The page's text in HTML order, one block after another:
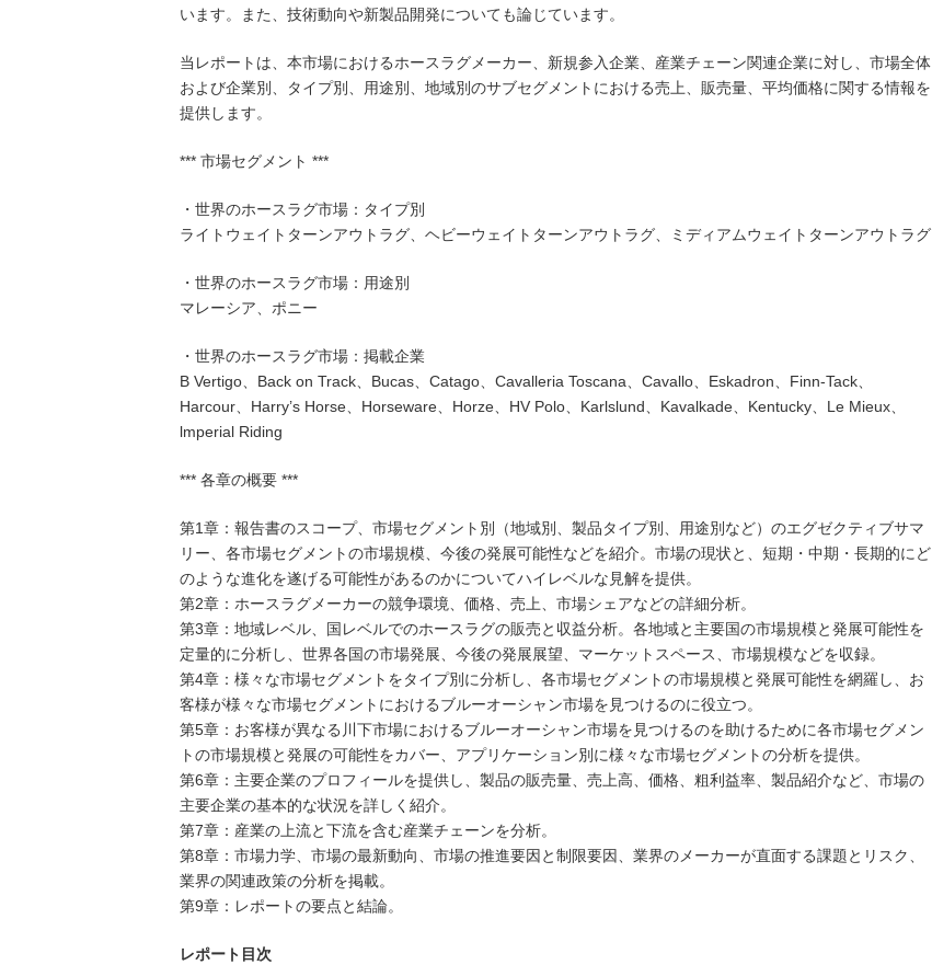
います。また、技術動向や新製品開発についても論じています。
当レポートは、本市場におけるホースラグメーカー、新規参入企業、産業チェーン関連企業に対し、市場全体
および企業別、タイプ別、用途別、地域別のサブセグメントにおける売上、販売量、平均価格に関する情報を
提供します。
*** 市場セグメント ***
・世界のホースラグ市場：タイプ別
ライトウェイトターンアウトラグ、ヘビーウェイトターンアウトラグ、ミディアムウェイトターンアウトラグ
・世界のホースラグ市場：用途別
マレーシア、ポニー
・世界のホースラグ市場：掲載企業
B Vertigo、Back on Track、Bucas、Catago、Cavalleria Toscana、Cavallo、Eskadron、Finn-Tack、
Harcour、Harry’s Horse、Horseware、Horze、HV Polo、Karlslund、Kavalkade、Kentucky、Le Mieux、
lmperial Riding
*** 各章の概要 ***
第1章：報告書のスコープ、市場セグメント別（地域別、製品タイプ別、用途別など）のエグゼクティブサマ
リー、各市場セグメントの市場規模、今後の発展可能性などを紹介。市場の現状と、短期・中期・長期的にど
のような進化を遂げる可能性があるのかについてハイレベルな見解を提供。
第2章：ホースラグメーカーの競争環境、価格、売上、市場シェアなどの詳細分析。
第3章：地域レベル、国レベルでのホースラグの販売と収益分析。各地域と主要国の市場規模と発展可能性を
定量的に分析し、世界各国の市場発展、今後の発展展望、マーケットスペース、市場規模などを収録。
第4章：様々な市場セグメントをタイプ別に分析し、各市場セグメントの市場規模と発展可能性を網羅し、お
客様が様々な市場セグメントにおけるブルーオーシャン市場を見つけるのに役立つ。
第5章：お客様が異なる川下市場におけるブルーオーシャン市場を見つけるのを助けるために各市場セグメン
トの市場規模と発展の可能性をカバー、アプリケーション別に様々な市場セグメントの分析を提供。
第6章：主要企業のプロフィールを提供し、製品の販売量、売上高、価格、粗利益率、製品紹介など、市場の
主要企業の基本的な状況を詳しく紹介。
第7章：産業の上流と下流を含む産業チェーンを分析。
第8章：市場力学、市場の最新動向、市場の推進要因と制限要因、業界のメーカーが直面する課題とリスク、
業界の関連政策の分析を掲載。
第9章：レポートの要点と結論。
レポート目次